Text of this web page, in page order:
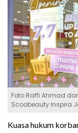
Foto Raffi Ahmad
Scoobeauty Inspira
Kuasa hukum